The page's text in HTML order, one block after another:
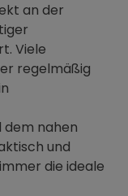
an der
Viele
regelmäßig
nahen
und
die ideale